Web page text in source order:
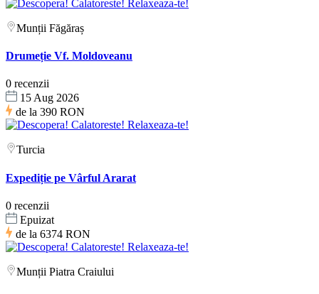
Munții Făgăraș
Drumeție Vf. Moldoveanu
0 recenzii
15 Aug 2026
de la 390 RON
Turcia
Expediție pe Vârful Ararat
0 recenzii
Epuizat
de la 6374 RON
Munții Piatra Craiului